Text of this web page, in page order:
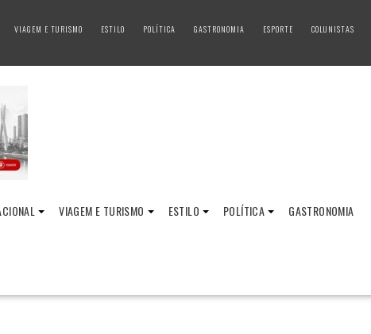
VIAGEM E TURISMO ESTILO POLÍTICA GASTRONOMIA ESPORTE COLUNISTAS
VIAGEM E TURISMO ESTILO POLÍTICA GASTRONOMIA